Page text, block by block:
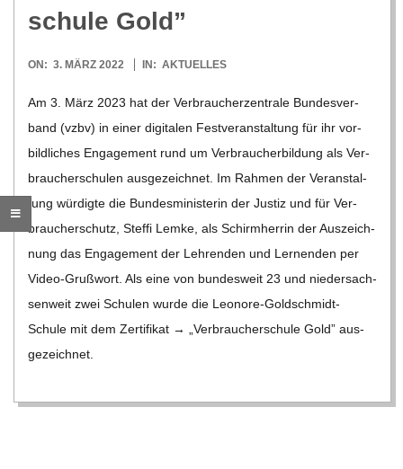
O
R
E
G
O
L
D
S
schule Gold”
2022-
ON: 3. MÄRZ 2022 IN: AKTUELLES
Am 3. März 2023 hat der Ver­brau­cher­zen­trale Bun­des­ver­
band (vzbv) in einer digi­ta­len Fest­ver­an­stal­tung für ihr vor­
bild­li­ches Enga­ge­ment rund um Ver­brau­cher­bil­dung als Ver­
brau­cher­schu­len aus­ge­zeich­net. Im Rah­men der Ver­an­stal­
tung wür­digte die Bun­des­mi­nis­te­rin der Jus­tiz und für Ver­
brau­cher­schutz, Steffi Lemke, als Schirm­her­rin der Aus­zeich­
nung das Enga­ge­ment der Leh­ren­den und Ler­nen­den per
Video-Gru­ß­­wort. Als eine von bun­des­weit 23 und nie­der­sach­
sen­weit zwei Schu­len wurde die Leo­­nore-Gol­d­­schmidt-
Schule mit dem Zer­ti­fi­kat → „Ver­brau­cher­schule Gold” aus­
ge­zeich­net.